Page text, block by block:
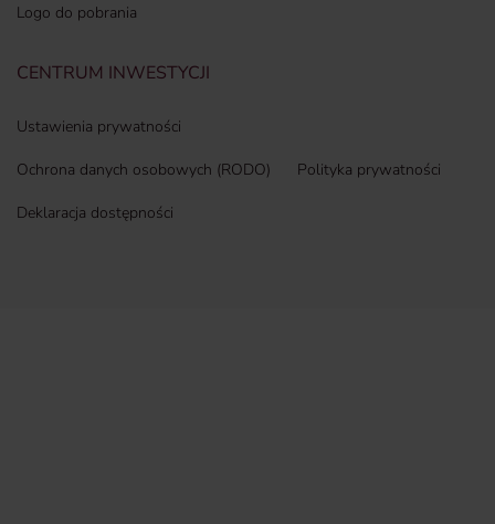
Logo do pobrania
CENTRUM INWESTYCJI
Ustawienia prywatności
Ochrona danych osobowych (RODO) Polityka prywatności
Deklaracja dostępności